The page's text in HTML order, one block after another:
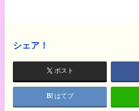
シェア！
ポスト
はてブ